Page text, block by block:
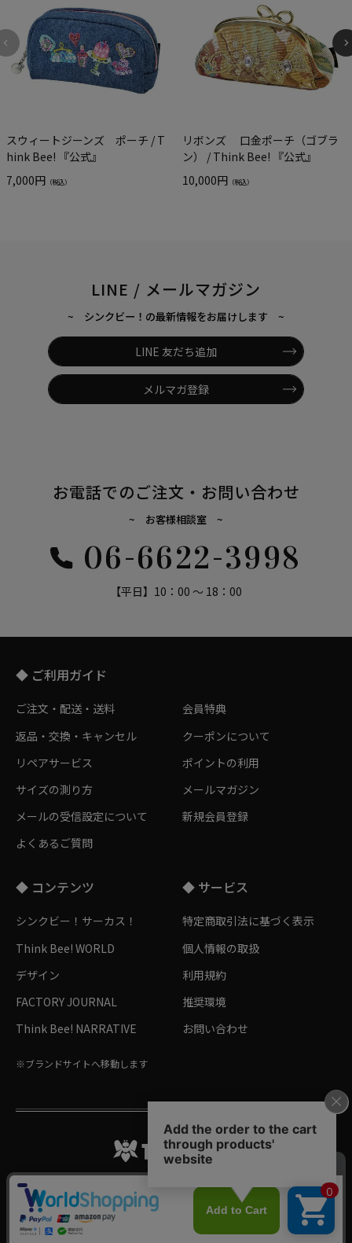
スウィートジーンズ ポーチ / T
hink Bee! 『公式』
7,000円 （税込）
リボンズ 口金ポーチ（ゴブラ
ン） / Think Bee! 『公式』
10,000円 （税込）
LINE / メールマガジン
~ シンクビー！の最新情報をお届けします ~
LINE 友だち追加
メルマガ登録
お電話でのご注文・お問い合わせ
~ お客様相談室 ~
06-6622-3998
【平日】10：00 ～ 18：00
◆ ご利用ガイド
ご注文・配送・送料
返品・交換・キャンセル
リペアサービス
サイズの測り方
メールの受信設定について
よくあるご質問
会員特典
クーポンについて
ポイントの利用
メールマガジン
新規会員登録
◆ コンテンツ
シンクビー！サーカス！
Think Bee! WORLD
デザイン
FACTORY JOURNAL
Think Bee! NARRATIVE
※ブランドサイトへ移動します
◆ サービス
特定商取引法に基づく表示
個人情報の取扱
利用規約
推奨環境
お問い合わせ